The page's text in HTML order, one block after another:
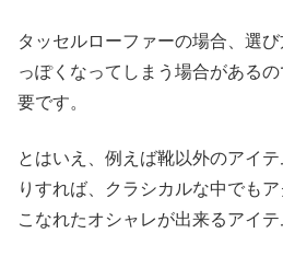
タッセルローファーの場合、選
っぽくなってしまう場合がある
要です。
とはいえ、例えば靴以外のアイ
りすれば、クラシカルな中でも
こなれたオシャレが出来るアイテ